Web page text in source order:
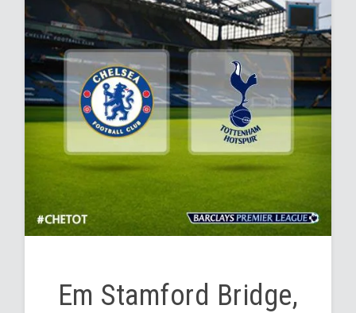
Em Stamford Bridge,